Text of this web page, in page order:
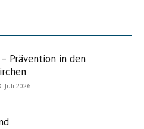
Prävention in den
Juli 2026